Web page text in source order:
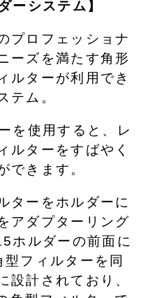
ーシステム】
プロフェッショナ
ーズを満たす角形
ルターが利用でき
テム。
を使用すると、レ
ルターをすばやく
できます。
ターをホルダーに
アダプターリング
ホルダーの前面に
フィルターを同
設計されており、